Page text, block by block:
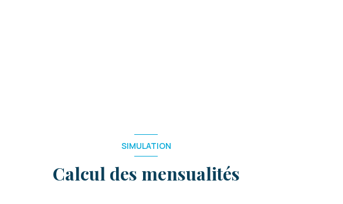
SIMULATION
Calcul des mensualités